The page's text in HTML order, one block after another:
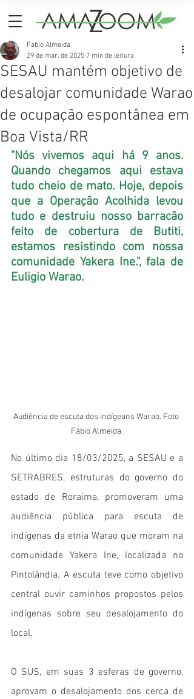
SESAU mantém objetivo de
desalojar comunidade Warao
de ocupação espontânea em
Boa Vista/RR
Fabio Almeida
29 de mar. de 2025 7 min de leitura
"Nós vivemos aqui há 9 anos.
Quando chegamos aqui estava
tudo cheio de mato. Hoje, depois
que a Operação Acolhida levou
tudo e destruiu nosso barracão
feito de cobertura de Butiti,
estamos resistindo com nossa
comunidade Yakera Ine.", fala de
Euligio Warao.
Audiência de escuta dos indígeans Warao. Foto
Fábio Almeida.
No último dia 18/03/2025, a SESAU e a
SETRABRES, estruturas do governo do
estado de Roraima, promoveram uma
audiência pública para escuta de
indígenas da etnia Warao que moram na
comunidade Yakera Ine, localizada no
Pintolândia. A escuta teve como objetivo
central ouvir caminhos propostos pelos
indígenas sobre seu desalojamento do
local.
O SUS, em suas 3 esferas de governo,
aprovam o desalojamento dos cerca de